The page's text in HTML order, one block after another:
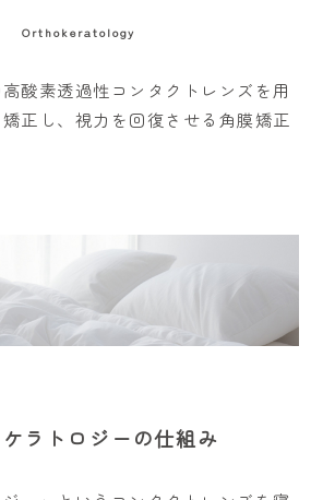
Orthokeratology
酸素透過性コンタクトレンズを用
正し、視力を回復させる角膜矯正
ラトロジーの仕組み